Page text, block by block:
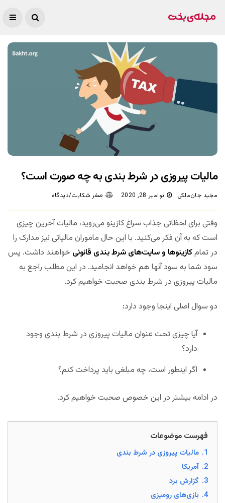
مالیات پیروزی در شرط بندی به چه صورت است؟
مجید جان‌ملکی نوامبر 28, 2020 صفر شکایت/دیدگاه
وقتی برای لحظاتی جذاب سراغ کازینو می‌روید، مالیات آخرین چیزی
است که به آن فکر می‌کنید. با این حال ماموران مالیاتی نیز مدارک را
در تمامکازینوها و سایت‌های شرط بندی قانونی خواهند داشت. پس
سود شما به سود آنها هم خواهد انجامید. در این مطلب راجع به
مالیات پیروزی در شرط بندی صحبت خواهیم کرد.
دو سوال اصلی اینجا وجود دارد:
آیا چیزی تحت عنوان مالیات پیروزی در شرط بندی وجود
دارد؟
اگر اینطور است، چه مبلغی باید پرداخت کنم؟
در ادامه بیشتر در این خصوص صحبت خواهیم کرد.
فهرست موضوعات
1. مالیات پیروزی در شرط بندی
2. آمریکا
3. گزارش برد
4. بازی‌های رومیزی